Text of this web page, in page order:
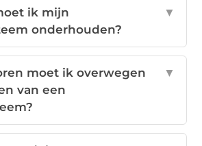
ik mijn
onderhouden?
▼
moet ik overwegen
van een
▼